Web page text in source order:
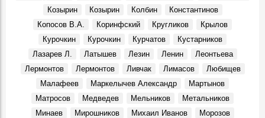
Праздник в Шаховском
События, 10 Августа 1969
Геннадий Александрович Демочкин, литератор, краевед:
Воспоминания, 11 Августа 1969
События, 3 Августа 1970
Александр Сергеевич Сергеев, в 1970 году конструктор
особого конструкторского бюро Ульяновского
механического завода:
Козырин
Козырин Колбин
Константинов
Копосов В.А.
Коринфский Кругликов
Крылов
Курочкин
Курочкин Курчатов
Кустарников
Лазарев Л.
Латышев Лезин Ленин
Леонтьева
Лермонтов
Лермонтов Ливчак Лимасов
Любищев
Малафеев
Маркелычев Александр
Мартынов
Матросов
Медведев Мельников
Метальников
Минаев
Мирошников Михаил Иванов
Морозов